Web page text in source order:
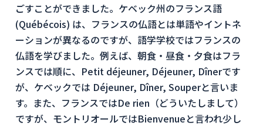
ごすことができました。ケベック州のフランス語
(Québécois) は、フランスの仏語とは単語やイントネ
ーションが異なるのですが、語学学校ではフランスの
仏語を学びました。例えば、朝食・昼食・夕食はフラ
ンスでは順に、Petit déjeuner, Déjeuner, Dînerです
が、ケベックでは Déjeuner, Dîner, Souperと言いま
す。また、フランスではDe rien（どういたしまして）
ですが、モントリオールではBienvenueと言われ少し